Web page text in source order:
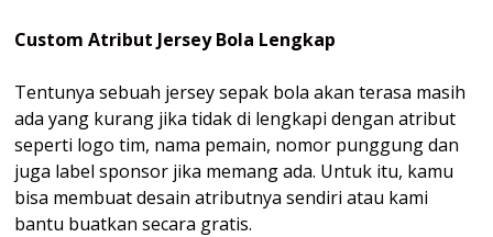
Custom Atribut Jersey Bola Lengkap
Tentunya sebuah jersey sepak bola akan terasa masih
ada yang kurang jika tidak di lengkapi dengan atribut
seperti logo tim, nama pemain, nomor punggung dan
juga label sponsor jika memang ada. Untuk itu, kamu
bisa membuat desain atributnya sendiri atau kami
bantu buatkan secara gratis.